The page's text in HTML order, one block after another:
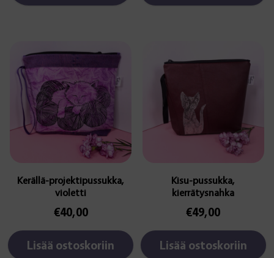
Kerällä-projektipussukka,
violetti
€40,00
Lisää ostoskoriin
Kisu-pussukka,
kierrätysnahka
€49,00
Lisää ostoskoriin